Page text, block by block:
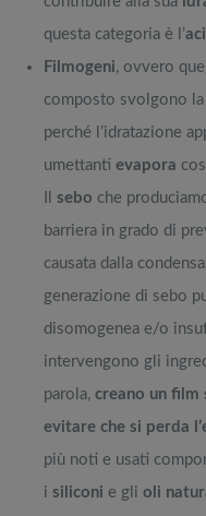
questa categoria è l’
Filmogeni, ovvero
composto svolgono
perché l’idratazione
umettanti evapora
sebo che
barriera in grado di
causata dalla
generazione di sebo
disomogenea e/o
intervengono gli
parola, creano un film
evitare che si perda
più noti e usati
i siliconi e gli oli